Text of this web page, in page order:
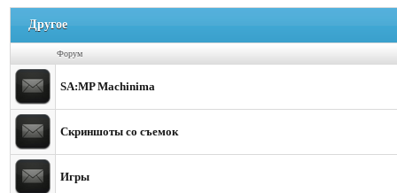
Другое
Форум
SA:MP Machinima
Скриншоты со съемок
Игры